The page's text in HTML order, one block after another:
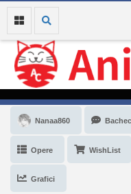
Nanaa860
Opere WishList
Grafici